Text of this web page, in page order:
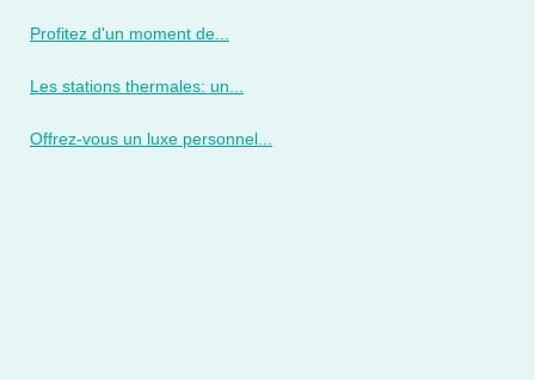
Profitez d'un moment de...
Les stations thermales: un...
Offrez-vous un luxe personnel...